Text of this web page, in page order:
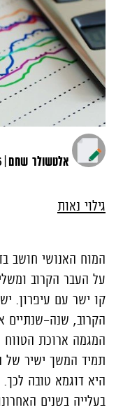
אלטשולר שחם|
גילוי נאות
המוח האנושי חושב
על העבר הקרוב
קו ישר עם עיפרון.
הקרוב, שנה-שנתיים
המגמה ארוכת הטווח
תמיד המשך ישיר של
היא דוגמא טובה לכך.
בעלייה בשנים